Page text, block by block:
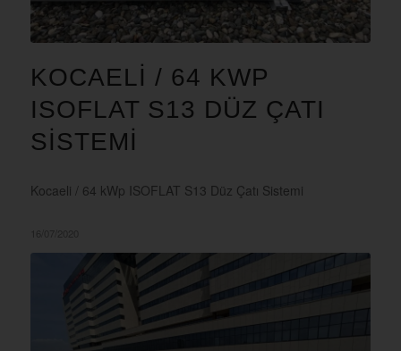
KOCAELI / 64 KWP
ISOFLAT S13 DÜZ ÇATI
SISTEMI
Kocaeli / 64 kWp ISOFLAT S13 Düz Çatı Sistemi